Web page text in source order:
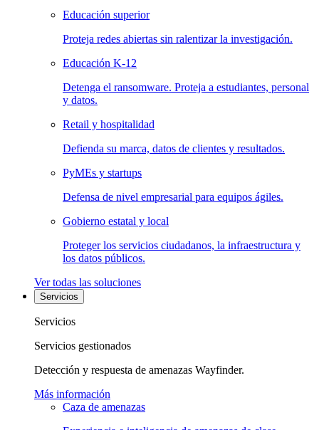
Educación superior
Proteja redes abiertas sin ralentizar la investigación.
Educación K-12
Detenga el ransomware. Proteja a estudiantes, personal
y datos.
Retail y hospitalidad
Defienda su marca, datos de clientes y resultados.
PyMEs y startups
Defensa de nivel empresarial para equipos ágiles.
Gobierno estatal y local
Proteger los servicios ciudadanos, la infraestructura y
los datos públicos.
Ver todas las soluciones
Servicios
Servicios
Servicios gestionados
Detección y respuesta de amenazas Wayfinder.
Más información
Caza de amenazas